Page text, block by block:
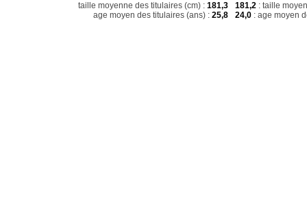
taille moyenne des titulaires (cm) : 181,3
age moyen des titulaires (ans) : 25,8
181,2 : taille
24,0 : age moyen